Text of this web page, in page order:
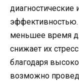
эффективностью.
меньшее время
снижает их
благодаря
возможно